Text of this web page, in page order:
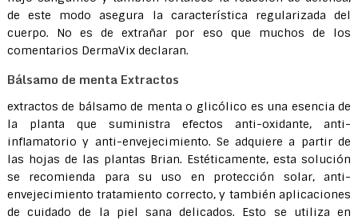
de este modo asegura la característica regularizada del
cuerpo. No es de extrañar por eso que muchos de los
comentarios DermaVix declaran.
Bálsamo de menta Extractos
extractos de bálsamo de menta o glicólico es una esencia de
la planta que suministra efectos anti-oxidante, anti-
inflamatorio y anti-envejecimiento. Se adquiere a partir de
las hojas de las plantas Brian. Estéticamente, esta solución
se recomienda para su uso en protección solar, anti-
envejecimiento tratamiento correcto, y también aplicaciones
de cuidado de la piel sana delicados. Esto se utiliza en